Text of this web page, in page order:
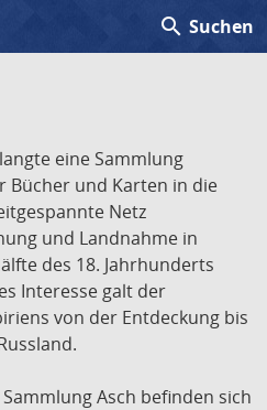
search Suchen
eine Sammlung
Bücher und Karten in die
Netz
und Landnahme in
des 18. Jahrhunderts
Interesse galt der
von der Entdeckung bis
Asch befinden sich